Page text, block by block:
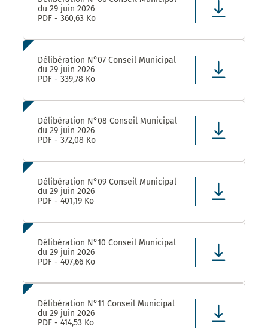
du 29 juin 2026
PDF - 360,63 Ko
Délibération N°07 Conseil Municipal
du 29 juin 2026
PDF - 339,78 Ko
Délibération N°08 Conseil Municipal
du 29 juin 2026
PDF - 372,08 Ko
Délibération N°09 Conseil Municipal
du 29 juin 2026
PDF - 401,19 Ko
Délibération N°10 Conseil Municipal
du 29 juin 2026
PDF - 407,66 Ko
Délibération N°11 Conseil Municipal
du 29 juin 2026
PDF - 414,53 Ko